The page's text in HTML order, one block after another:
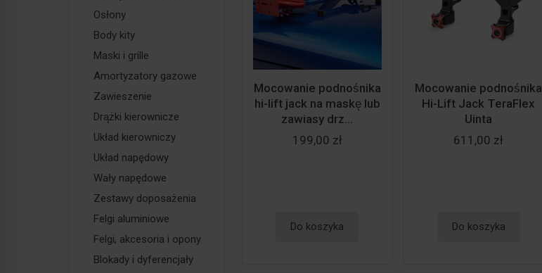
Mocowanie podnośnika
hi-lift jack na maskę lub
zawiasy drz...
199,00 zł
Do koszyka
Mocowanie podnośnika
Hi-Lift Jack TeraFlex
Uinta
611,00 zł
Do koszyka
Osłony
Body kity
Maski i grille
Amortyzatory gazowe
Zawieszenie
Drążki kierownicze
Układ kierowniczy
Układ napędowy
Wały napędowe
Zestawy doposażenia
Felgi aluminiowe
Felgi, akcesoria i opony
Blokady i dyferencjały